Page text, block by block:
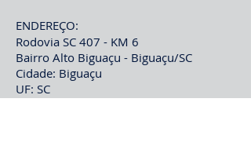
ENDEREÇO:​
Rodovia SC 407 - KM 6
Bairro Alto Biguaçu - Biguaçu/SC
Cidade: Biguaçu
UF: SC